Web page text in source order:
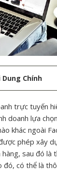
Dung Chính
trực tuyến
doanh lựa
khác ngoài
phép xây
sau đó là
đó, có thể là